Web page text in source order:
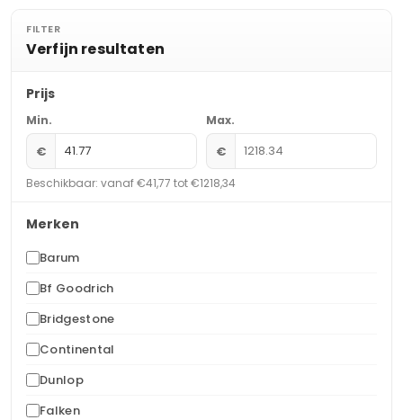
FILTER
Verfijn resultaten
Prijs
Min.
€
Max.
€
Beschikbaar: vanaf €41,77 tot €1218,34
Merken
Barum
Bf Goodrich
Bridgestone
Continental
Dunlop
Falken